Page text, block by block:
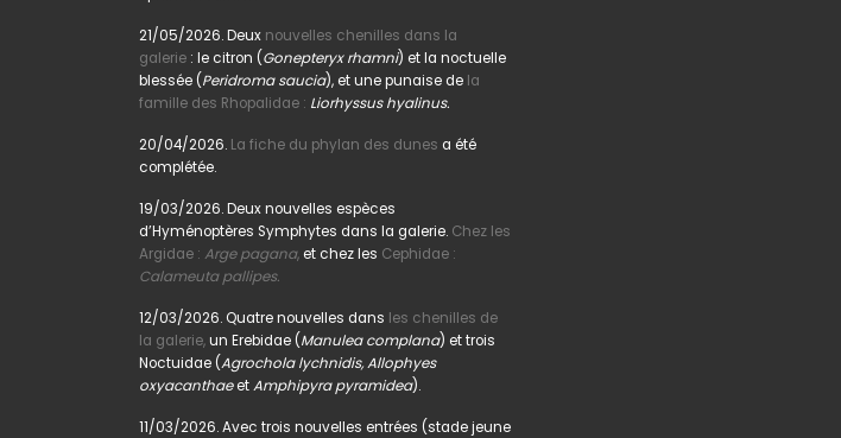
21/05/2026. Deux nouvelles chenilles dans la
galerie : le citron (Gonepteryx rhamni) et la noctuelle
blessée (Peridroma saucia), et une punaise de la
famille des Rhopalidae : Liorhyssus hyalinus.
20/04/2026. La fiche du phylan des dunes a été
complétée.
19/03/2026. Deux nouvelles espèces
d’Hyménoptères Symphytes dans la galerie. Chez les
Argidae : Arge pagana,et chez les Cephidae :
Calameuta pallipes.
12/03/2026. Quatre nouvelles dans les chenilles de
la galerie,un Erebidae (Manulea complana) et trois
Noctuidae (Agrochola lychnidis, Allophyes
oxyacanthaeetAmphipyra pyramidea).
11/03/2026. Avec trois nouvelles entrées (stade jeune